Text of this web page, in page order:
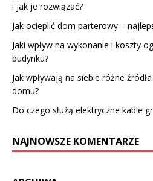
i jak je rozwiązać?
Jak ocieplić dom parterowy –
Jaki wpływ na wykonanie i koszty
budynku?
Jak wpływają na siebie różne
domu?
Do czego służą elektryczne kable
NAJNOWSZE KOMENTARZE